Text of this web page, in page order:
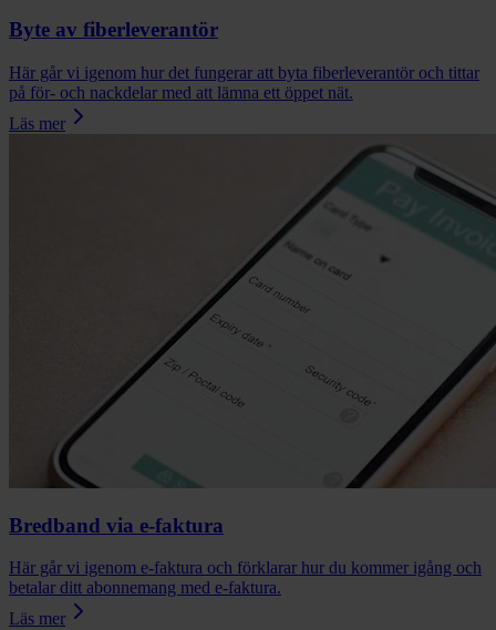
Byte av fiberleverantör
Här går vi igenom hur det fungerar att byta fiberleverantör och tittar
på för- och nackdelar med att lämna ett öppet nät.
Läs mer
Bredband via e-faktura
Här går vi igenom e-faktura och förklarar hur du kommer igång och
betalar ditt abonnemang med e-faktura.
Läs mer